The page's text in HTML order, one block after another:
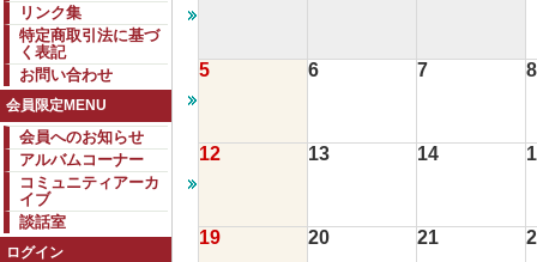
リンク集
特定商取引法に基づ
く表記
お問い合わせ
会員限定MENU
会員へのお知らせ
アルバムコーナー
コミュニティアーカ
イブ
談話室
ログイン
5 6 7 8
12 13 14
19 20 21